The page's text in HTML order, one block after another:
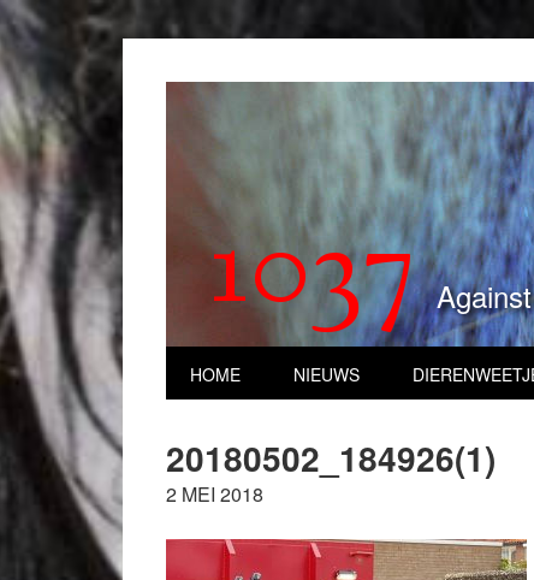
1037
HOME NIEUWS
20180502_184926(1)
2 MEI 2018